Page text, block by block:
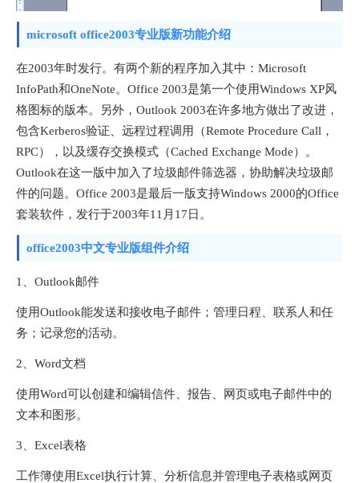
microsoft office2003专业版新功能介绍
在2003年时发行。有两个新的程序加入其中：Microsoft
InfoPath和OneNote。Office 2003是第一个使用Windows XP风
格图标的版本。另外，Outlook 2003在许多地方做出了改进，
包含Kerberos验证、远程过程调用（Remote Procedure Call，
RPC），以及缓存交换模式（Cached Exchange Mode）。
Outlook在这一版中加入了垃圾邮件筛选器，协助解决垃圾邮
件的问题。Office 2003是最后一版支持Windows 2000的Office
套装软件，发行于2003年11月17日。
office2003中文专业版组件介绍
1、Outlook邮件
使用Outlook能发送和接收电子邮件；管理日程、联系人和任
务；记录您的活动。
2、Word文档
使用Word可以创建和编辑信件、报告、网页或电子邮件中的
文本和图形。
3、Excel表格
工作簿使用Excel执行计算、分析信息并管理电子表格或网页